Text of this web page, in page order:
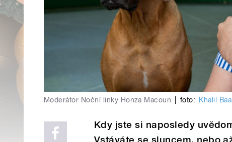
Moderátor Noční linky Honza Macoun foto: Khalil
Kdy jste si naposledy
Vstáváte se sluncem, nebo